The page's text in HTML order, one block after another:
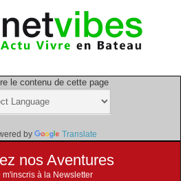
le contenu de cette page
by Translate
nos Aventures
m'inscris à la Newsletter